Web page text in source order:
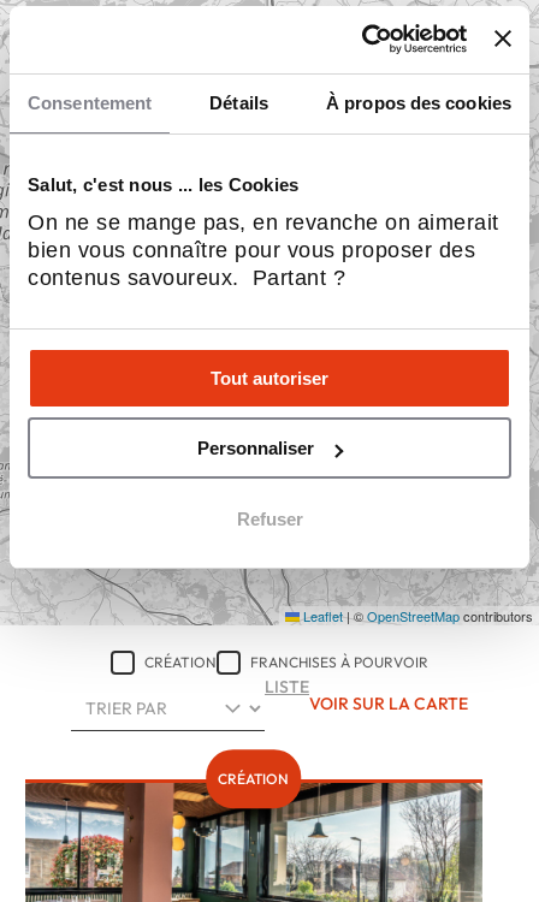
Consentement Détails À propos des cookies
Salut, c'est nous ... les Cookies
On ne se mange pas, en revanche on aimerait
bien vous connaître pour vous proposer des
contenus savoureux. Partant ?
Tout autoriser
Personnaliser
Refuser
Leaflet|©OpenStreetMapcontributors
CRÉATION FRANCHISES À POURVOIR
LISTE
VOIR SUR LA CARTE
CRÉATION